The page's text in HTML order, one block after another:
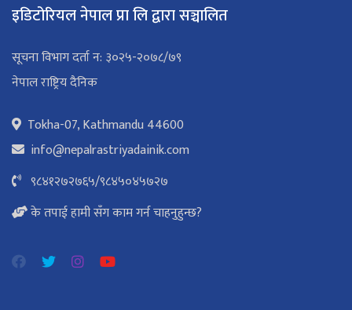
इडिटोरियल नेपाल प्रा लि द्वारा सञ्चालित
सूचना विभाग दर्ता न: ३०२५-२०७८/७९
नेपाल राष्ट्रिय दैनिक
Tokha-07, Kathmandu 44600
info@nepalrastriyadainik.com
९८४१२७२७६५/९८४५०४५७२७
के तपाई हामी सँग काम गर्न चाहनुहुन्छ?